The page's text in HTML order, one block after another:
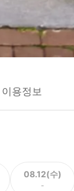
이용정보
08.12(수)
-